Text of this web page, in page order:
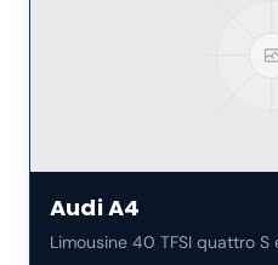
AudiA4
Limousine 40 TFSI quattro S